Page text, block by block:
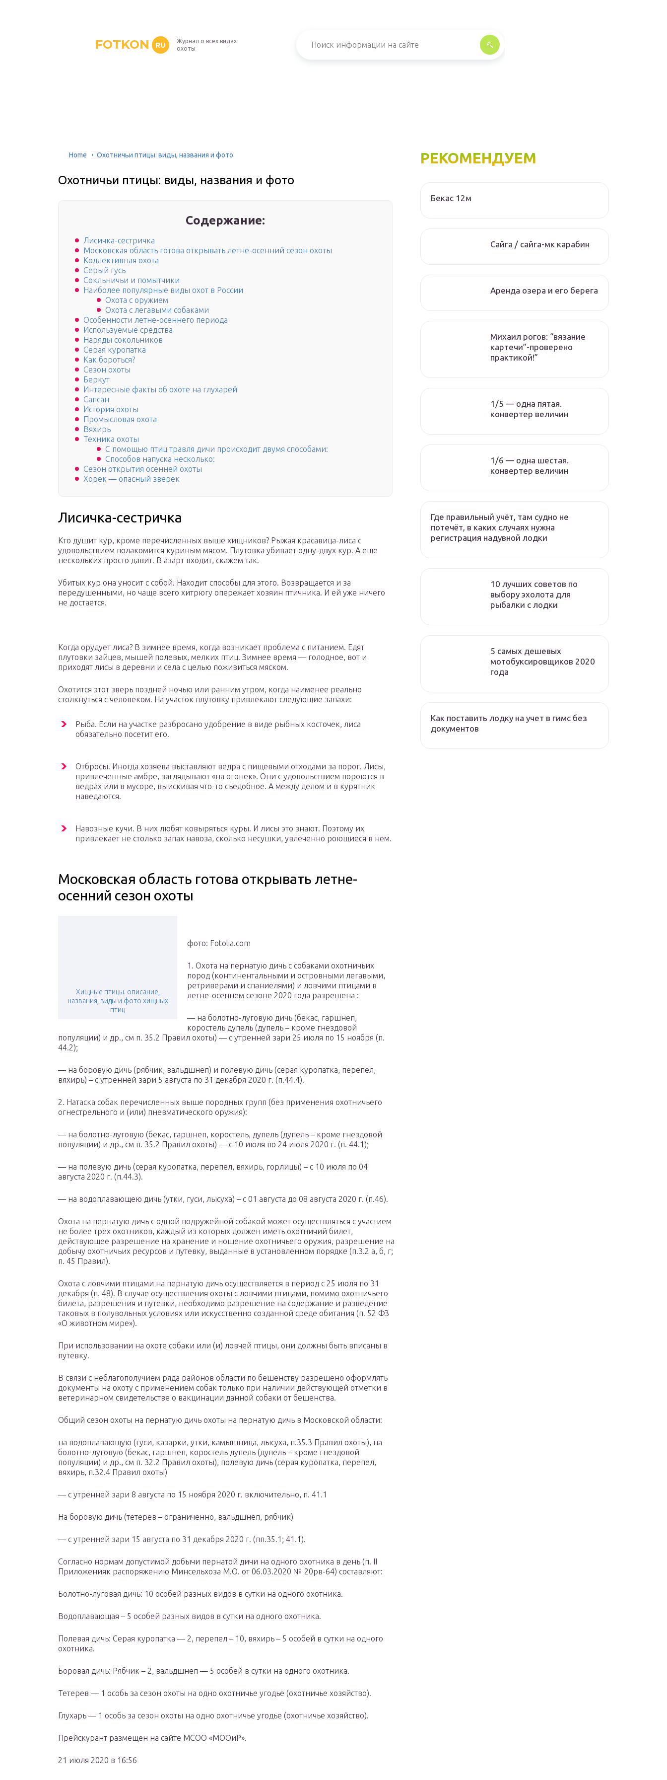
FOTKON RU
Журнал о всех видах
охоты
Home Охотничьи птицы: виды, названия и фото
Охотничьи птицы: виды, названия и фото
Содержание:
Лисичка-сестричка
Московская область готова открывать летне-осенний сезон охоты
Коллективная охота
Серый гусь
Сокльничьи и помытчики
Наиболее популярные виды охот в России
Охота с оружием
Охота с легавыми собаками
Особенности летне-осеннего периода
Используемые средства
Наряды сокольников
Серая куропатка
Как бороться?
Сезон охоты
Беркут
Интересные факты об охоте на глухарей
Сапсан
История охоты
Промысловая охота
Вяхирь
Техника охоты
С помощью птиц травля дичи происходит двумя способами:
Способов напуска несколько:
Сезон открытия осенней охоты
Хорек — опасный зверек
Лисичка-сестричка
Кто душит кур, кроме перечисленных выше хищников? Рыжая красавица-лиса с
удовольствием полакомится куриным мясом. Плутовка убивает одну-двух кур. А еще
нескольких просто давит. В азарт входит, скажем так.
Убитых кур она уносит с собой. Находит способы для этого. Возвращается и за
передушенными, но чаще всего хитрюгу опережает хозяин птичника. И ей уже ничего
не достается.
Когда орудует лиса? В зимнее время, когда возникает проблема с питанием. Едят
плутовки зайцев, мышей полевых, мелких птиц. Зимнее время — голодное, вот и
приходят лисы в деревни и села с целью поживиться мяском.
Охотится этот зверь поздней ночью или ранним утром, когда наименее реально
столкнуться с человеком. На участок плутовку привлекают следующие запахи:
Рыба. Если на участке разбросано удобрение в виде рыбных косточек, лиса
обязательно посетит его.
Отбросы. Иногда хозяева выставляют ведра с пищевыми отходами за порог. Лисы,
привлеченные амбре, заглядывают «на огонек». Они с удовольствием пороются в
ведрах или в мусоре, выискивая что-то съедобное. А между делом и в курятник
наведаются.
Навозные кучи. В них любят ковыряться куры. И лисы это знают. Поэтому их
привлекает не столько запах навоза, сколько несушки, увлеченно роющиеся в нем.
Московская область готова открывать летне-
осенний сезон охоты
Хищные птицы. описание,
названия, виды и фото хищных
птиц
фото: Fotolia.com
1. Охота на пернатую дичь с собаками охотничьих
пород (континентальными и островными легавыми,
ретриверами и спаниелями) и ловчими птицами в
летне-осеннем сезоне 2020 года разрешена :
— на болотно-луговую дичь (бекас, гаршнеп,
коростель дупель (дупель – кроме гнездовой
популяции) и др., см п. 35.2 Правил охоты) — с утренней зари 25 июля по 15 ноября (п.
44.2);
— на боровую дичь (рябчик, вальдшнеп) и полевую дичь (серая куропатка, перепел,
вяхирь) – с утренней зари 5 августа по 31 декабря 2020 г. (п.44.4).
2. Натаска собак перечисленных выше породных групп (без применения охотничьего
огнестрельного и (или) пневматического оружия):
— на болотно-луговую (бекас, гаршнеп, коростель, дупель (дупель – кроме гнездовой
популяции) и др., см п. 35.2 Правил охоты) — с 10 июля по 24 июля 2020 г. (п. 44.1);
— на полевую дичь (серая куропатка, перепел, вяхирь, горлицы) – с 10 июля по 04
августа 2020 г. (п.44.3).
— на водоплавающею дичь (утки, гуси, лысуха) – с 01 августа до 08 августа 2020 г. (п.46).
Охота на пернатую дичь с одной подружейной собакой может осуществляться с участием
не более трех охотников, каждый из которых должен иметь охотничий билет,
действующее разрешение на хранение и ношение охотничьего оружия, разрешение на
добычу охотничьих ресурсов и путевку, выданные в установленном порядке (п.3.2 а, б, г;
п. 45 Правил).
Охота с ловчими птицами на пернатую дичь осуществляется в период с 25 июля по 31
декабря (п. 48). В случае осуществления охоты с ловчими птицами, помимо охотничьего
билета, разрешения и путевки, необходимо разрешение на содержание и разведение
таковых в полувольных условиях или искусственно созданной среде обитания (п. 52 ФЗ
«О животном мире»).
При использовании на охоте собаки или (и) ловчей птицы, они должны быть вписаны в
путевку.
В связи с неблагополучием ряда районов области по бешенству разрешено оформлять
документы на охоту с применением собак только при наличии действующей отметки в
ветеринарном свидетельстве о вакцинации данной собаки от бешенства.
Общий сезон охоты на пернатую дичь охоты на пернатую дичь в Московской области:
на водоплавающую (гуси, казарки, утки, камышница, лысуха, п.35.3 Правил охоты), на
болотно-луговую (бекас, гаршнеп, коростель дупель (дупель – кроме гнездовой
популяции) и др., см п. 32.2 Правил охоты), полевую дичь (серая куропатка, перепел,
вяхирь, п.32.4 Правил охоты)
— с утренней зари 8 августа по 15 ноября 2020 г. включительно, п. 41.1
На боровую дичь (тетерев – ограниченно, вальдшнеп, рябчик)
— с утренней зари 15 августа по 31 декабря 2020 г. (пп.35.1; 41.1).
Согласно нормам допустимой добычи пернатой дичи на одного охотника в день (п. II
Приложенияк распоряжению Минсельхоза М.О. от 06.03.2020 № 20рв-64) составляют:
Болотно-луговая дичь: 10 особей разных видов в сутки на одного охотника.
Водоплавающая – 5 особей разных видов в сутки на одного охотника.
Полевая дичь: Серая куропатка — 2, перепел – 10, вяхирь – 5 особей в сутки на одного
охотника.
Боровая дичь: Рябчик – 2, вальдшнеп — 5 особей в сутки на одного охотника.
Тетерев — 1 особь за сезон охоты на одно охотничье угодье (охотничье хозяйство).
Глухарь — 1 особь за сезон охоты на одно охотничье угодье (охотничье хозяйство).
Прейскурант размещен на сайте МСОО «МООиР».
21 июля 2020 в 16:56
РЕКОМЕНДУЕМ
Бекас 12м
Сайга / сайга-мк карабин
Аренда озера и его берега
Михаил рогов: “вязание
картечи”-проверено
практикой!”
1/5 — одна пятая.
конвертер величин
1/6 — одна шестая.
конвертер величин
Где правильный учёт, там судно не
потечёт, в каких случаях нужна
регистрация надувной лодки
10 лучших советов по
выбору эхолота для
рыбалки с лодки
5 самых дешевых
мотобуксировщиков 2020
года
Как поставить лодку на учет в гимс без
документов